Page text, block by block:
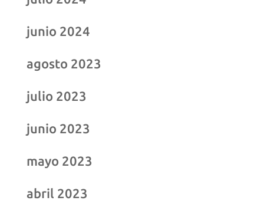
junio 2024
agosto 2023
julio 2023
junio 2023
mayo 2023
abril 2023